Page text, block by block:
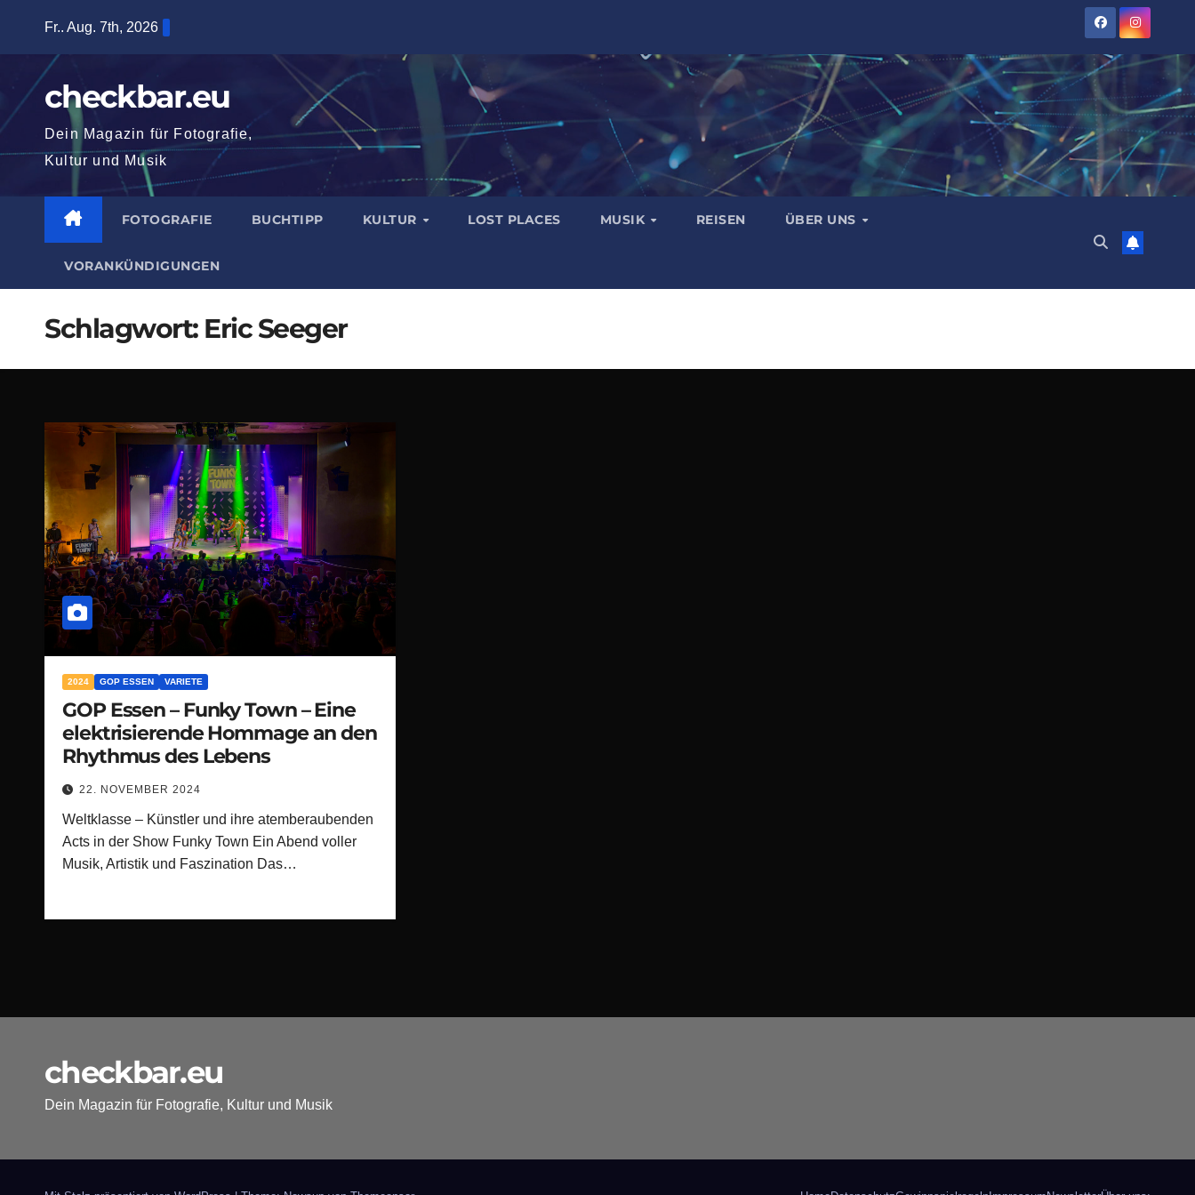
springen
Fr.. Aug. 7th, 2026
checkbar.eu
Dein Magazin für Fotografie,
Kultur und Musik
FOTOGRAFIE BUCHTIPP KULTUR LOST PLACES MUSIK REISEN ÜBER UNS
VORANKÜNDIGUNGEN
Schlagwort: Eric Seeger
2024 GOP ESSEN VARIETE
GOP Essen – Funky Town – Eine
elektrisierende Hommage an den
Rhythmus des Lebens
22. NOVEMBER 2024
Weltklasse – Künstler und ihre atemberaubenden
Acts in der Show Funky Town Ein Abend voller
Musik, Artistik und Faszination Das…
checkbar.eu
Dein Magazin für Fotografie, Kultur und Musik